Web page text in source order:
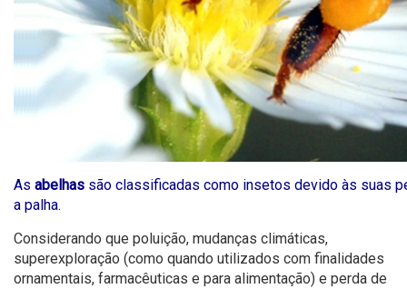
As abelhas são classificadas como insetos devido às suas
a palha.
Considerando que poluição, mudanças climáticas,
superexploração (como quando utilizados com finalidades
ornamentais, farmacêuticas e para alimentação) e perda de